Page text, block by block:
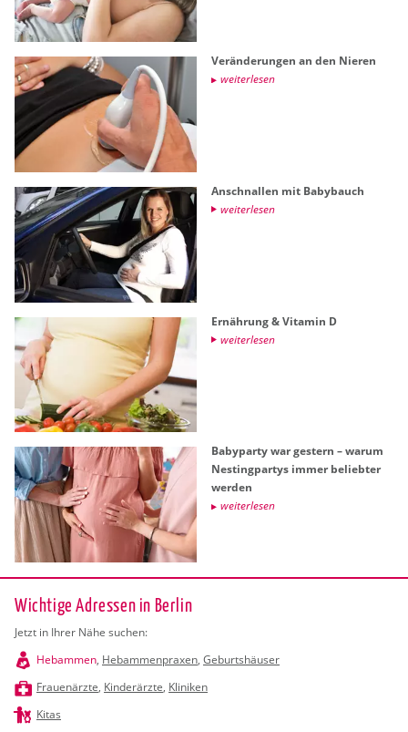
Ver­än­de­run­gen an den Nie­ren
wei­ter­le­sen
An­schnal­len mit Ba­by­bauch
wei­ter­le­sen
Er­näh­rung & Vit­amin D
wei­ter­le­sen
Ba­by­par­ty war ges­tern – warum
Nes­ting­par­tys immer be­lieb­ter
wer­den
wei­ter­le­sen
Wichtige Adressen in Berlin
Jetzt in Ihrer Nähe suchen:
Hebammen, Hebammenpraxen, Geburtshäuser
Frauenärzte, Kinderärzte, Kliniken
Kitas